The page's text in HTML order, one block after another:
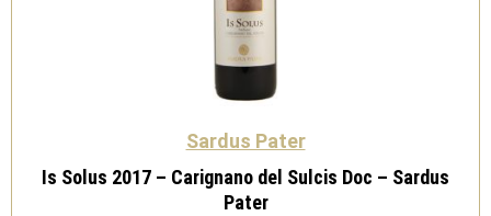
Sardus Pater
Is Solus 2017 – Carignano del Sulcis Doc – Sardus
Pater